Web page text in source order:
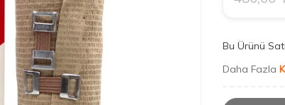
Bu Ürünü
Daha Fazla